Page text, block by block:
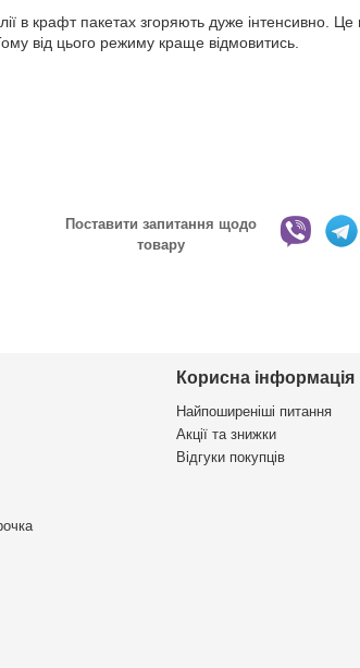
в крафт пакетах згоряють дуже інтенсивно. Це
від цього режиму краще відмовитись.
Поставити запитання щодо
товару
Корисна інформація
Найпоширеніші питання
Акції та знижки
Відгуки покупців